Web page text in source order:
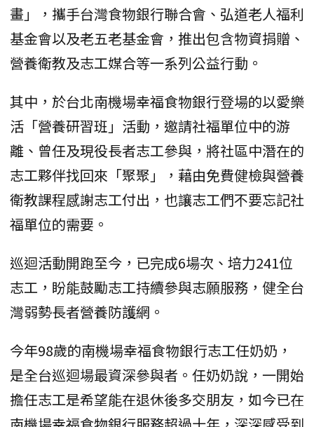
畫」，攜手台灣食物銀行聯合會、弘道老人福利
基金會以及老五老基金會，推出包含物資捐贈、
營養衛教及志工媒合等一系列公益行動。
其中，於台北南機場幸福食物銀行登場的以愛樂
活「營養研習班」活動，邀請社福單位中的游
離、曾任及現役長者志工參與，將社區中潛在的
志工夥伴找回來「聚聚」，藉由免費健檢與營養
衛教課程感謝志工付出，也讓志工們不要忘記社
福單位的需要。
巡迴活動開跑至今，已完成6場次、培力241位
志工，盼能鼓勵志工持續參與志願服務，健全台
灣弱勢長者營養防護網。
今年98歲的南機場幸福食物銀行志工任奶奶，
是全台巡迴場最資深參與者。任奶奶說，一開始
擔任志工是希望能在退休後多交朋友，如今已在